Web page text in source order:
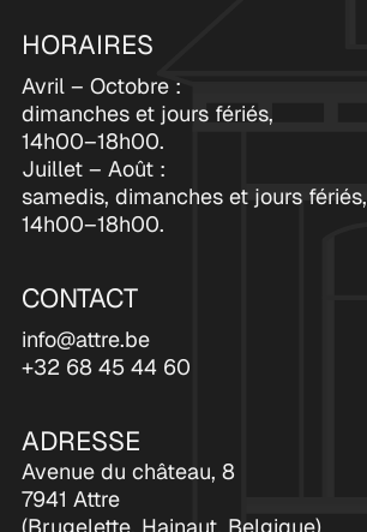
HORAIRES
Avril – Octobre :
dimanches et jours fériés,
14h00–18h00.
Juillet – Août :
samedis, dimanches et jours fériés,
14h00–18h00.
CONTACT
info@attre.be
+32 68 45 44 60
ADRESSE
Avenue du château, 8
7941 Attre